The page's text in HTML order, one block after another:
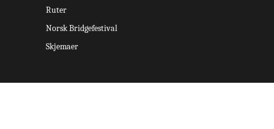
Ruter
Norsk Bridgefestival
Skjemaer